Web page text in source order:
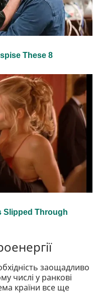
заощадливо
числі у ранкові
країни все ще